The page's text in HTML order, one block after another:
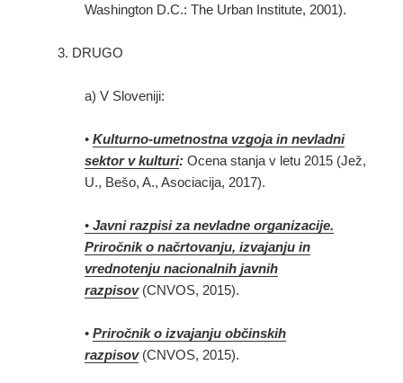
Washington D.C.: The Urban Institute, 2001).
3. DRUGO
a) V Sloveniji:
•Kulturno-umetnostna vzgoja in nevladni
sektor v kulturi: Ocena stanja v letu 2015 (Jež,
U., Bešo, A., Asociacija, 2017).
•Javni razpisi za nevladne organizacije.
Priročnik o načrtovanju, izvajanju in
vrednotenju nacionalnih javnih
razpisov(CNVOS, 2015).
•Priročnik o izvajanju občinskih
razpisov(CNVOS, 2015).